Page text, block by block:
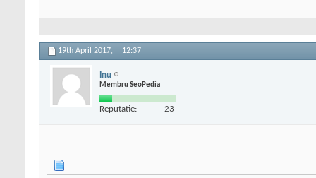
19th April 2017, 12:37
Inu
Membru SeoPedia
Reputatie: 23